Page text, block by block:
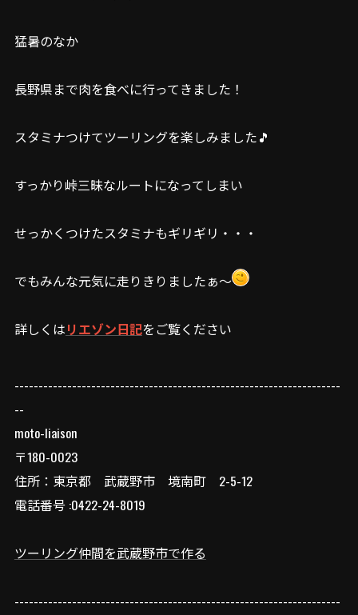
猛暑のなか
長野県まで肉を食べに行ってきました！
スタミナつけてツーリングを楽しみました🎵
すっかり峠三昧なルートになってしまい
せっかくつけたスタミナもギリギリ・・・
でもみんな元気に走りきりましたぁ～
詳しくはリエゾン日記をご覧ください
--------------------------------------------------------------------
--
moto-liaison
〒180-0023
住所：東京都 武蔵野市 境南町 2-5-12
電話番号 :0422-24-8019
ツーリング仲間を武蔵野市で作る
--------------------------------------------------------------------